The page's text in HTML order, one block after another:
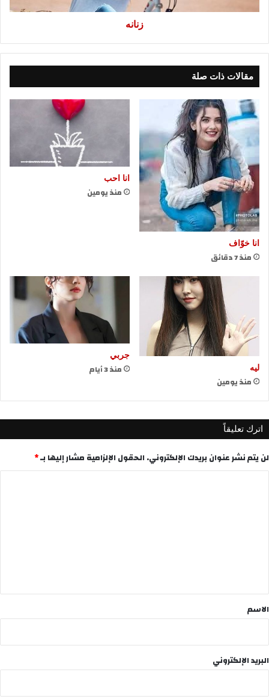
زنانه
مقالات ذات صلة
انا خوّاف
منذ 7 دقائق
انا احب
منذ يومين
ليه
منذ يومين
جربي
منذ 3 أيام
اترك تعليقاً
لن يتم نشر عنوان بريدك الإلكتروني. الحقول الإلزامية مشار إليها بـ*
*
الاسم
البريد الإلكتروني